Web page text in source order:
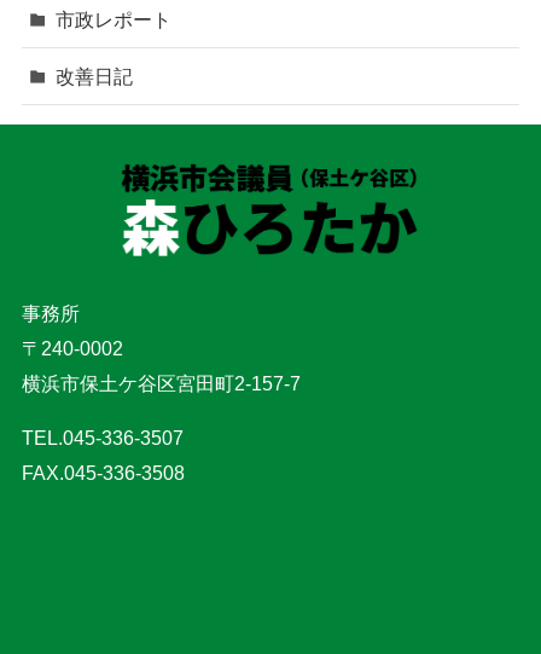
市政レポート
改善日記
事務所
〒240-0002
横浜市保土ケ谷区宮田町2-157-7
TEL.045-336-3507
FAX.045-336-3508